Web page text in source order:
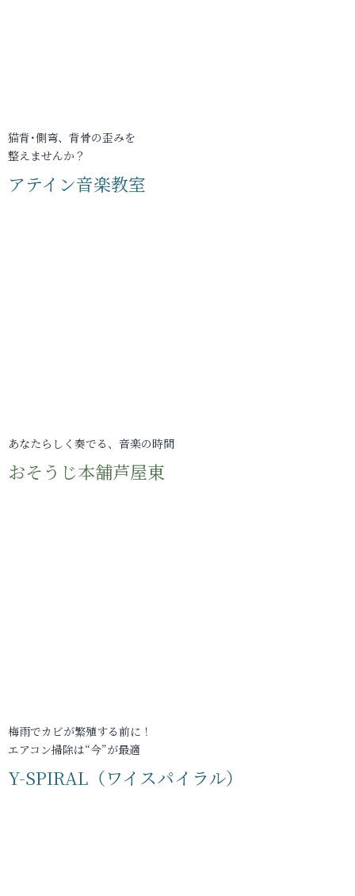
猫背･側弯、背骨の歪みを
整えませんか？
アテイン音楽教室
あなたらしく奏でる、音楽の時間
おそうじ本舗芦屋東
梅雨でカビが繁殖する前に！
エアコン掃除は“今”が最適
Y-SPIRAL（ワイスパイラル）